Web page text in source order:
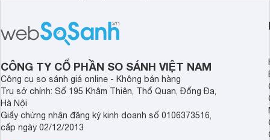
bạn giải đáp trong bài viết ngay sau
đây. Cùng đón xem nhé.
học, đi làm. Nổi bật
tiền không?
CÔNG TY CỔ PHẦN SO SÁNH VIỆT NAM
Công cụ so sánh giá online - Không bán hàng
Trụ sở chính: Số 195 Khâm Thiên, Thổ Quan, Đống Đa,
Hà Nội
Giấy chứng nhận đăng ký kinh doanh số 0106373516,
cấp ngày 02/12/2013